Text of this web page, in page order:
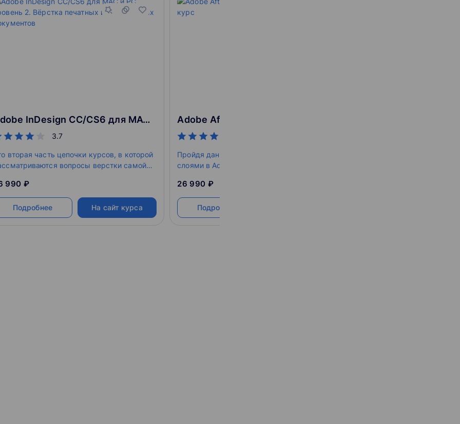
требуемый формат
Adobe InDesign CC/CS6 для MAC и PC. Уровень 2. Вёрстка печатных и электронных документов
3.7
вторая часть цепочки курсов, в которой
вопросы верстки самой
книги. Она является логическим
первой части и позволяет
полезные навыки для работы с
продукцией.
990 ₽
Подробнее На сайт курса
Пройдя данный курс, вы освоите работу со
слоями в Adobe After Effects, научитесь
композиции, анимировать базовые
параметры слоев и сохранять проекты в
видеофайлы.
26 990 ₽
Подробнее